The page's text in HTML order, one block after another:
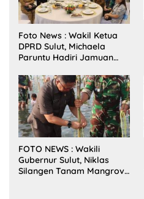
Foto News : Wakil Ketua
DPRD Sulut, Michaela
Paruntu Hadiri Jamuan
Sulut Bersama Wamenkes
RI
FOTO NEWS : Wakili
Gubernur Sulut, Niklas
Silangen Tanam Mangrove